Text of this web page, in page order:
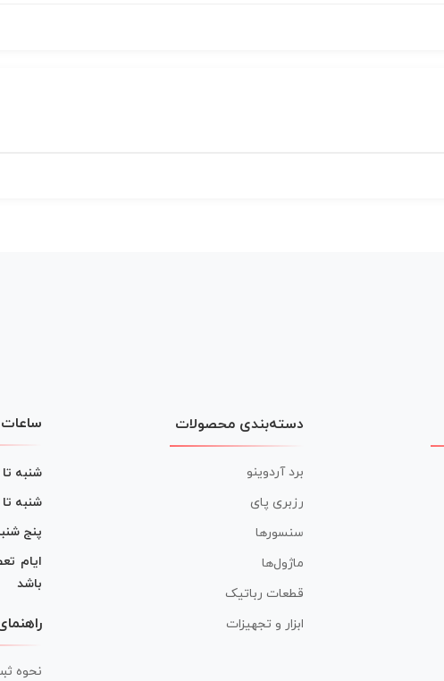
دسته‌بندی محصولات
برد آردوینو
رزبری پای
سنسورها
ماژول‌ها
قطعات رباتیک
ابزار و تجهیزات
ساعات
شنبه
شنبه
پنج
ایام
باشد
نحوه